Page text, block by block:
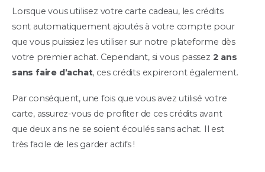
Lorsque vous utilisez votre carte cadeau, les crédits
sont automatiquement ajoutés à votre compte pour
que vous puissiez les utiliser sur notre plateforme dès
votre premier achat. Cependant, si vous passez 2 ans
sans faire d’achat, ces crédits expireront également.
Par conséquent, une fois que vous avez utilisé votre
carte, assurez-vous de profiter de ces crédits avant
que deux ans ne se soient écoulés sans achat. Il est
très facile de les garder actifs !